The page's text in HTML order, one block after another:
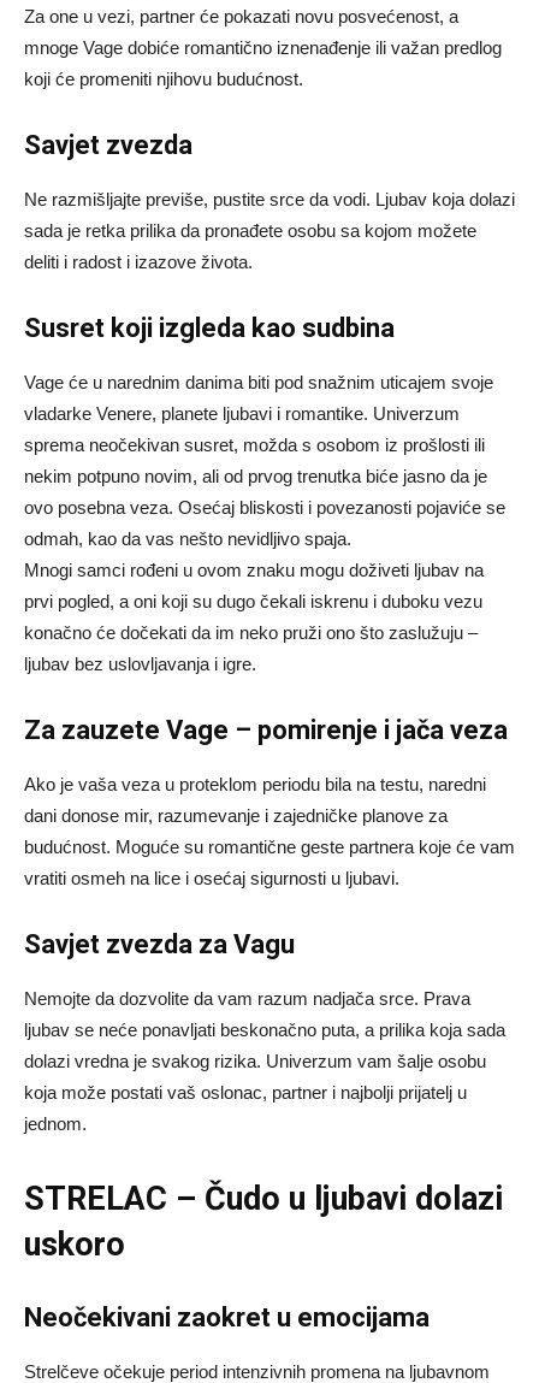
Za one u vezi, partner će pokazati novu posvećenost, a
mnoge Vage dobiće romantično iznenađenje ili važan predlog
koji će promeniti njihovu budućnost.
Savjet zvezda
Ne razmišljajte previše, pustite srce da vodi. Ljubav koja dolazi
sada je retka prilika da pronađete osobu sa kojom možete
deliti i radost i izazove života.
Susret koji izgleda kao sudbina
Vage će u narednim danima biti pod snažnim uticajem svoje
vladarke Venere, planete ljubavi i romantike. Univerzum
sprema neočekivan susret, možda s osobom iz prošlosti ili
nekim potpuno novim, ali od prvog trenutka biće jasno da je
ovo posebna veza. Osećaj bliskosti i povezanosti pojaviće se
odmah, kao da vas nešto nevidljivo spaja.
Mnogi samci rođeni u ovom znaku mogu doživeti ljubav na
prvi pogled, a oni koji su dugo čekali iskrenu i duboku vezu
konačno će dočekati da im neko pruži ono što zaslužuju –
ljubav bez uslovljavanja i igre.
Za zauzete Vage – pomirenje i jača veza
Ako je vaša veza u proteklom periodu bila na testu, naredni
dani donose mir, razumevanje i zajedničke planove za
budućnost. Moguće su romantične geste partnera koje će vam
vratiti osmeh na lice i osećaj sigurnosti u ljubavi.
Savjet zvezda za Vagu
Nemojte da dozvolite da vam razum nadjača srce. Prava
ljubav se neće ponavljati beskonačno puta, a prilika koja sada
dolazi vredna je svakog rizika. Univerzum vam šalje osobu
koja može postati vaš oslonac, partner i najbolji prijatelj u
jednom.
STRELAC – Čudo u ljubavi dolazi
uskoro
Neočekivani zaokret u emocijama
Strelčeve očekuje period intenzivnih promena na ljubavnom